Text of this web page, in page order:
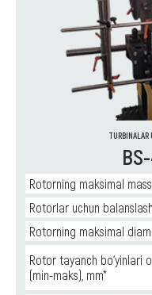
TURBINALAR
Rotorning maksimal
Rotorlar uchun
Rotorning maksimal
Rotor tayanch bo‘yinlari
(min-maks), mm*